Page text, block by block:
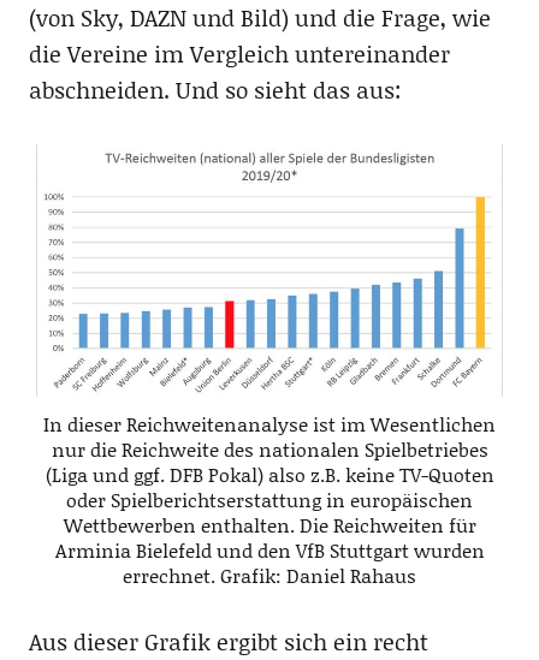
(von Sky, DAZN und Bild) und die Frage, wie
die Vereine im Vergleich untereinander
abschneiden. Und so sieht das aus:
In dieser Reichweitenanalyse ist im Wesentlichen
nur die Reichweite des nationalen Spielbetriebes
(Liga und ggf. DFB Pokal) also z.B. keine TV-Quoten
oder Spielberichtserstattung in europäischen
Wettbewerben enthalten. Die Reichweiten für
Arminia Bielefeld und den VfB Stuttgart wurden
errechnet. Grafik: Daniel Rahaus
Aus dieser Grafik ergibt sich ein recht